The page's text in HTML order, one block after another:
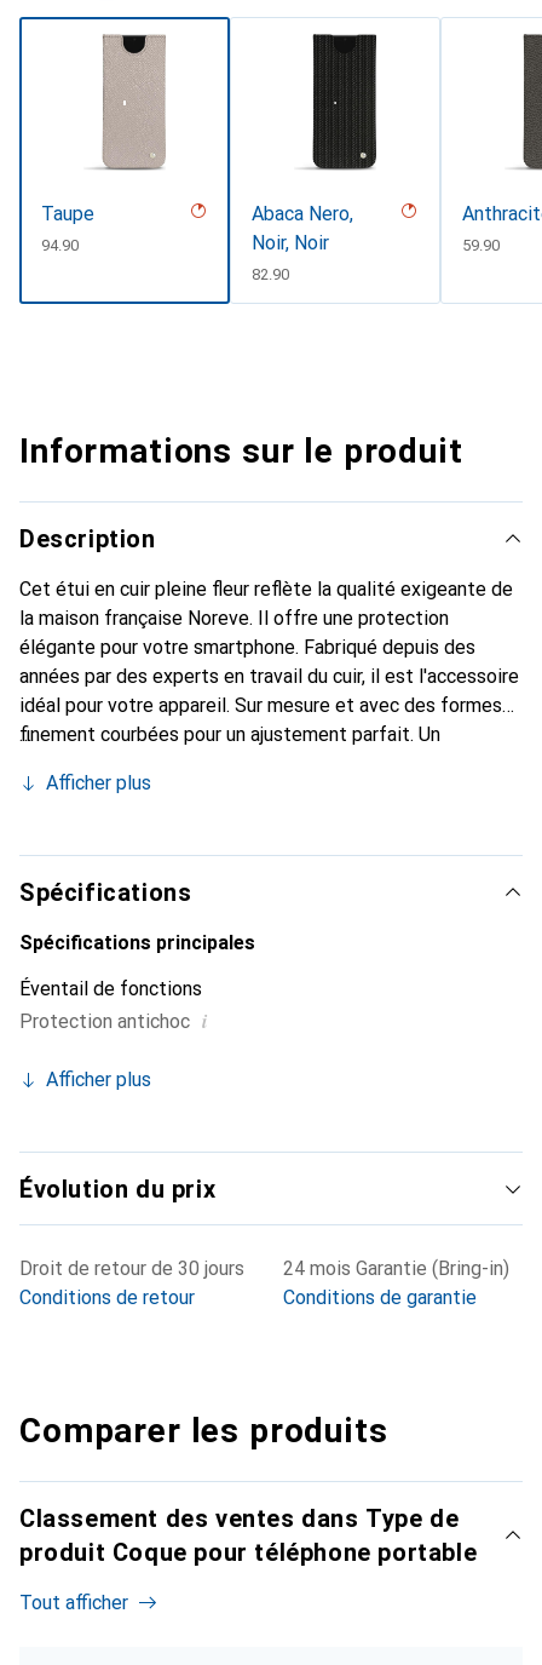
Taupe
CHF
94.90
Abaca Nero,
Noir, Noir
CHF
82.90
CHF
59.90
Informations sur le produit
Description
Cet étui en cuir pleine fleur reflète la qualité exigeante de
la maison française Noreve. Il offre une protection
élégante pour votre smartphone. Fabriqué depuis des
années par des experts en travail du cuir, il est l'accessoire
idéal pour votre appareil. Sur mesure et avec des formes
finement courbées pour un ajustement parfait. Un
smartphone. La marque Noreve est reconnue
reste toujours un bon choix pour le client exigeant.
Afficher plus
Spécifications
Spécifications principales
Éventail de fonctions
Protection antichoc i
Afficher plus
Évolution du prix
Droit de retour de 30 jours
Conditions de retour
24 mois Garantie (Bring-in)
Conditions de garantie
Comparer les produits
Classement des ventes dans Type de
produit Coque pour téléphone portable
Tout afficher